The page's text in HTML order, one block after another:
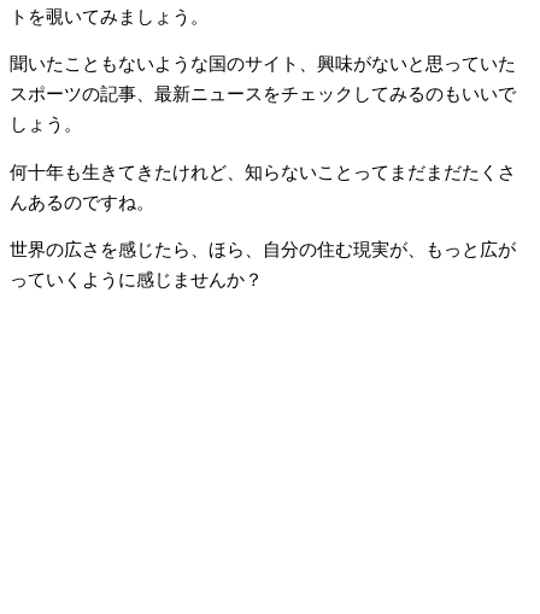
トを覗いてみましょう。
聞いたこともないような国のサイト、興味がないと思っていた
スポーツの記事、最新ニュースをチェックしてみるのもいいで
しょう。
何十年も生きてきたけれど、知らないことってまだまだたくさ
んあるのですね。
世界の広さを感じたら、ほら、自分の住む現実が、もっと広が
っていくように感じませんか？